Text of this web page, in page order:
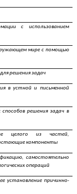
с использованием
мире с помощью
решения задач
в устной и письменной
решения задач в
целого из частей,
компоненты
самостоятельно
операций
установление причинно-